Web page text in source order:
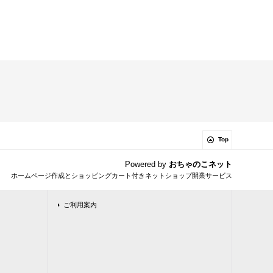
Top
Powered by おちゃのこネット
ホームページ作成とショッピングカート付きネットショップ開業サービス
ご利用案内